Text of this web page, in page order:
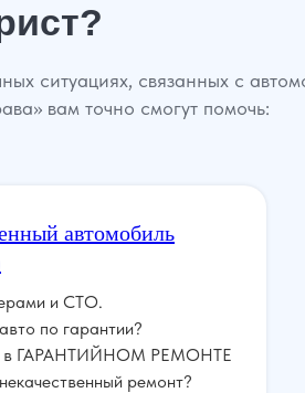
ситуациях, связанных с
вам точно смогут помочь:
автомобиль
и СТО.
по гарантии?
в ГАРАНТИЙНОМ РЕМОНТЕ
ремонт?